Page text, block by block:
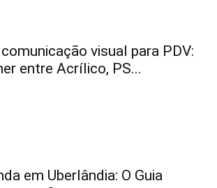
visual para PDV:
entre Acrílico, PS...
em Uberlândia: O Guia